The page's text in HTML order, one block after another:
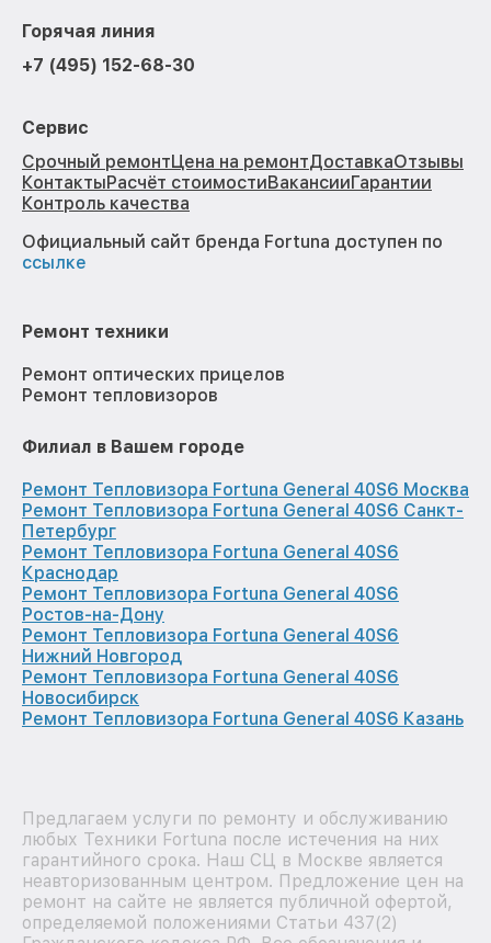
Горячая линия
+7 (495) 152-68-30
Сервис
Срочный ремонтЦена на ремонтДоставкаОтзывы
КонтактыРасчёт стоимостиВакансииГарантии
Контроль качества
Официальный сайт бренда Fortuna доступен по
ссылке
Ремонт техники
Ремонт оптических прицелов
Ремонт тепловизоров
Филиал в Вашем городе
Ремонт Тепловизора Fortuna General 40S6 Москва
Ремонт Тепловизора Fortuna General 40S6 Санкт-
Петербург
Ремонт Тепловизора Fortuna General 40S6
Краснодар
Ремонт Тепловизора Fortuna General 40S6
Ростов-на-Дону
Ремонт Тепловизора Fortuna General 40S6
Нижний Новгород
Ремонт Тепловизора Fortuna General 40S6
Новосибирск
Ремонт Тепловизора Fortuna General 40S6 Казань
Предлагаем услуги по ремонту и обслуживанию
любых Техники Fortuna после истечения на них
гарантийного срока. Наш СЦ в Москве является
неавторизованным центром. Предложение цен на
ремонт на сайте не является публичной офертой,
определяемой положениями Статьи 437(2)